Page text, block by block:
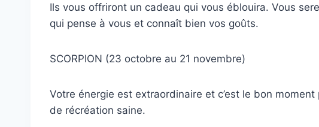
Ils vous offriront un cadeau qui vous éblouira. Vous
qui pense à vous et connaît bien vos goûts.
SCORPION (23 octobre au 21 novembre)
Votre énergie est extraordinaire et c’est le bon
de récréation saine.